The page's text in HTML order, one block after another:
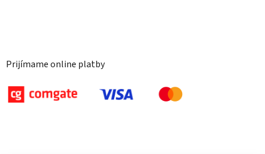
Prijímame online platby